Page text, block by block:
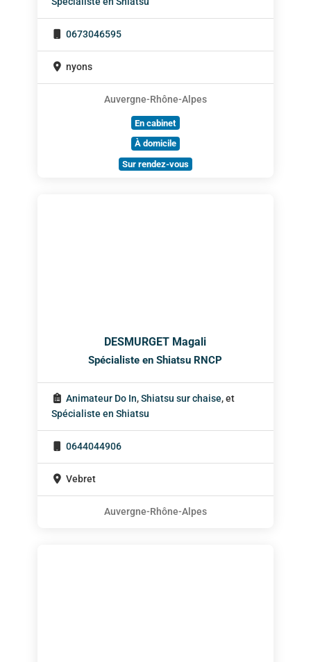
0673046595
nyons
Auvergne-Rhône-Alpes
En cabinet
À domicile
Sur rendez-vous
DESMURGET Magali
Spécialiste en Shiatsu RNCP
Animateur Do In,Shiatsu sur chaise, et
Spécialiste en Shiatsu
0644044906
Vebret
Auvergne-Rhône-Alpes